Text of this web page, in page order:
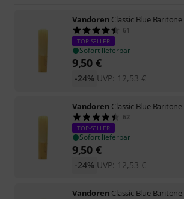
Vandoren Classic Blue Baritone
61
TOP-SELLER
Sofort lieferbar
9,50 €
UVP: 12,53 €
-24%
Vandoren Classic Blue Baritone
62
TOP-SELLER
Sofort lieferbar
9,50 €
UVP: 12,53 €
-24%
Vandoren Classic Blue Baritone